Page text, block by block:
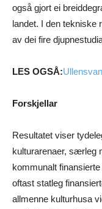
også gjort ei
landet. I den tekniske
av dei fire
LES OGSÅ:
Forskjellar
Resultatet viser
kulturarenaer, særleg
kommunalt
oftast statleg
allmenne kulturhusa